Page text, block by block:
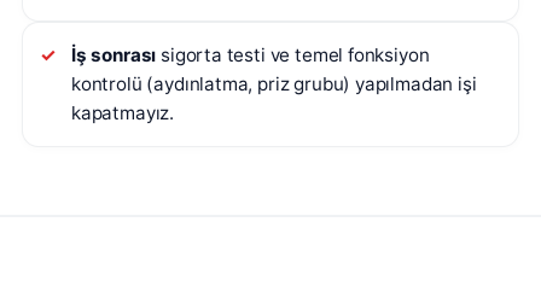
İş sonrası sigorta testi ve temel fonksiyon
kontrolü (aydınlatma, priz grubu) yapılmadan işi
kapatmayız.